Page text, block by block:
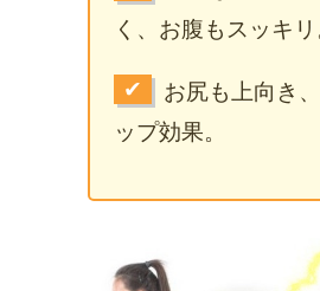
く、お腹もスッキリ
✔
お尻も上向き
ップ効果。